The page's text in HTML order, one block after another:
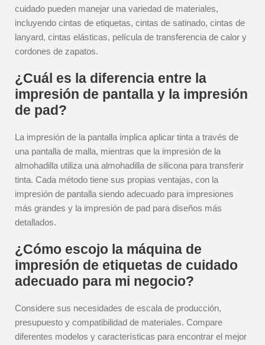
cuidado pueden manejar una variedad de materiales,
incluyendo cintas de etiquetas, cintas de satinado, cintas de
lanyard, cintas elásticas, película de transferencia de calor y
cordones de zapatos.
¿Cuál es la diferencia entre la
impresión de pantalla y la impresión
de pad?
La impresión de la pantalla implica aplicar tinta a través de
una pantalla de malla, mientras que la impresión de la
almohadilla utiliza una almohadilla de silicona para transferir
tinta. Cada método tiene sus propias ventajas, con la
impresión de pantalla siendo adecuado para impresiones
más grandes y la impresión de pad para diseños más
detallados.
¿Cómo escojo la máquina de
impresión de etiquetas de cuidado
adecuado para mi negocio?
Considere sus necesidades de escala de producción,
presupuesto y compatibilidad de materiales. Compare
diferentes modelos y características para encontrar el mejor